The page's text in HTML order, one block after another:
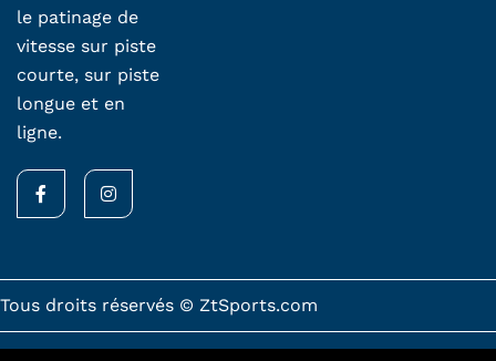
le patinage de
vitesse sur piste
courte, sur piste
longue et en
ligne.
F
a
o
k
-
f
I
n
r
a
m
Tous droits réservés © ZtSports.com